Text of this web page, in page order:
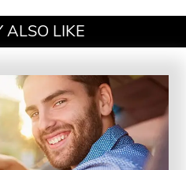
ALSO LIKE